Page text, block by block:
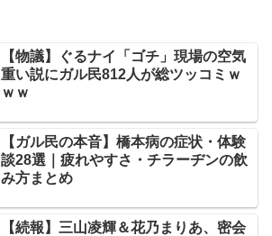
【物議】ぐるナイ「ゴチ」現場の空気
重い説にガル民812人が総ツッコミｗ
ｗｗ
【ガル民の本音】橋本病の症状・体験
談28選｜疲れやすさ・チラーヂンの飲
み方まとめ
【続報】三山凌輝＆花乃まりあ、密会